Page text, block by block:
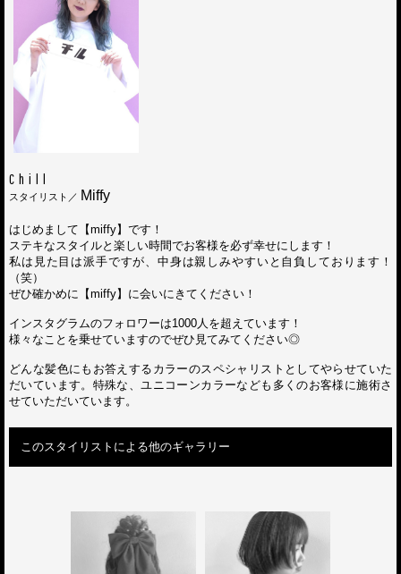
Chill
スタイリスト／ Miffy
はじめまして【miffy】です！
ステキなスタイルと楽しい時間でお客様を必ず幸せにします！
私は見た目は派手ですが、中身は親しみやすいと自負しております！
（笑）
ぜひ確かめに【miffy】に会いにきてください！
インスタグラムのフォロワーは1000人を超えています！
様々なことを乗せていますのでぜひ見てみてください◎
どんな髪色にもお答えするカラーのスペシャリストとしてやらせていた
だいています。特殊な、ユニコーンカラーなども多くのお客様に施術さ
せていただいています。
このスタイリストによる他のギャラリー